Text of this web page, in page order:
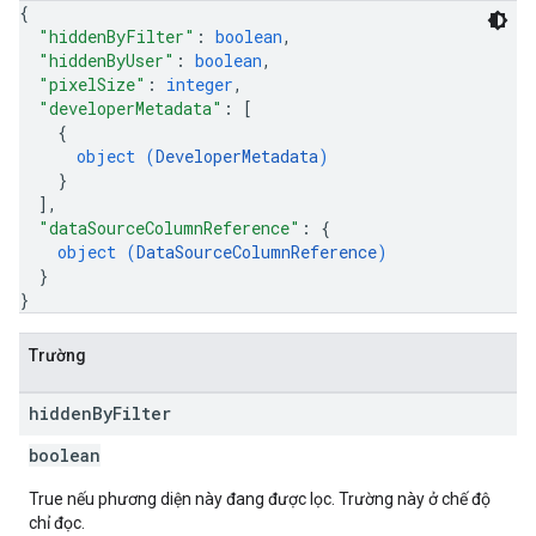
{
"hiddenByFilter" : boolean,
"hiddenByUser" : boolean,
"pixelSize" : integer,
"developerMetadata" :
[
{
object (DeveloperMetadata)
}
] ,
"dataSourceColumnReference" : {
object (DataSourceColumnReference)
}
}
Trường
hiddenByFilter
boolean
True nếu phương diện này đang được lọc. Trường này ở chế độ
chỉ đọc.